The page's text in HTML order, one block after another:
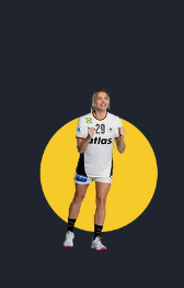
Call to action image